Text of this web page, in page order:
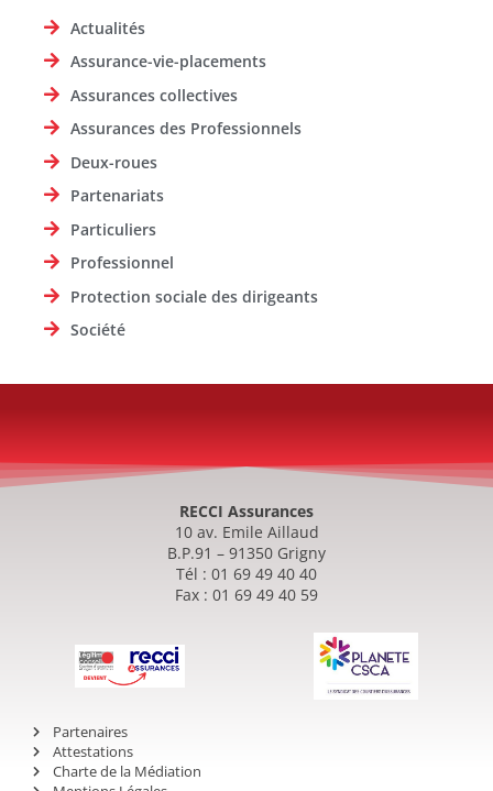
Actualités
Assurance-vie-placements
Assurances collectives
Assurances des Professionnels
Deux-roues
Partenariats
Particuliers
Professionnel
Protection sociale des dirigeants
Société
RECCI Assurances
10 av. Emile Aillaud
B.P.91 – 91350 Grigny
Tél : 01 69 49 40 40
Fax : 01 69 49 40 59
Partenaires
Attestations
Charte de la Médiation